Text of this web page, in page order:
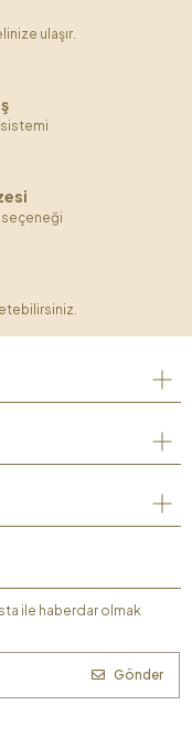
ulaşır.
seçeneği
ile haberdar olmak
Gönder